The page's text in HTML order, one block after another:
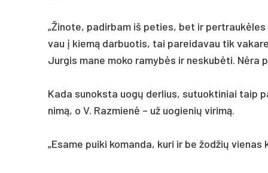
„Ži­no­te, pa­dir­bam iš pe­ties, bet ir
vau į kiemą dar­buo­tis, tai pa­rei­da­vau tik
Jur­gis ma­ne mo­ko ra­mybės ir ne­skubė­ti. Nėra
Ka­da su­noks­ta uogų der­lius, su­tuok­ti­niai taip
nimą, o V. Raz­mienė – už uo­gie­nių vi­rimą.
„Esa­me pui­ki ko­man­da, ku­ri ir be žod­žių